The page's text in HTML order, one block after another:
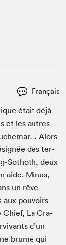
Français
était déjà
et les autres
Alors
des ter­
Sothoth, deux
aide. Minus,
un rêve
aux pou­voirs
Chief, La Cra­
d’un
brume qui